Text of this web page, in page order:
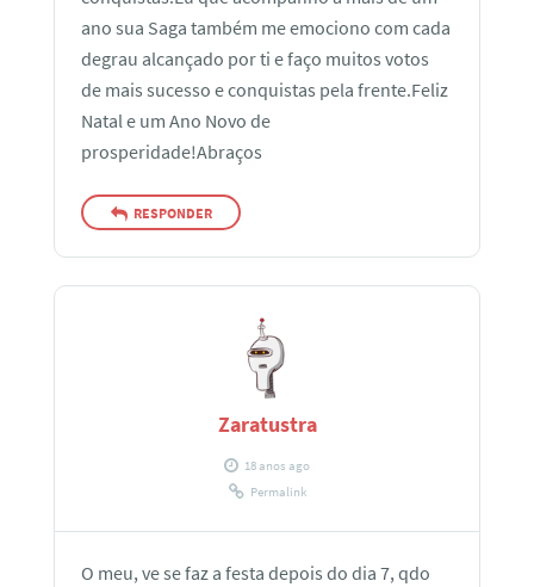
ano sua Saga também me emociono com cada
degrau alcançado por ti e faço muitos votos
de mais sucesso e conquistas pela frente.Feliz
Natal e um Ano Novo de
prosperidade!Abraços
RESPONDER
Zaratustra
18 anos ago
Permalink
O meu, ve se faz a festa depois do dia 7, qdo